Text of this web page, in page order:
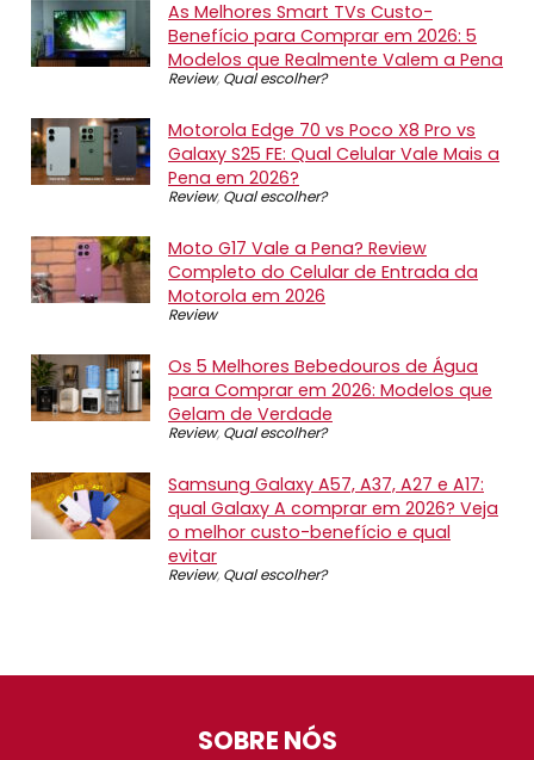
As Melhores Smart TVs Custo-
Benefício para Comprar em 2026: 5
Modelos que Realmente Valem a Pena
Review, Qual escolher?
Motorola Edge 70 vs Poco X8 Pro vs
Galaxy S25 FE: Qual Celular Vale Mais a
Pena em 2026?
Review, Qual escolher?
Moto G17 Vale a Pena? Review
Completo do Celular de Entrada da
Motorola em 2026
Review
Os 5 Melhores Bebedouros de Água
para Comprar em 2026: Modelos que
Gelam de Verdade
Review, Qual escolher?
Samsung Galaxy A57, A37, A27 e A17:
qual Galaxy A comprar em 2026? Veja
o melhor custo-benefício e qual
evitar
Review, Qual escolher?
SOBRE NÓS